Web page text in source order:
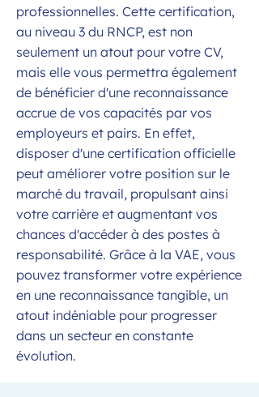
professionnelles. Cette certification,
au niveau 3 du RNCP, est non
seulement un atout pour votre CV,
mais elle vous permettra également
de bénéficier d'une reconnaissance
accrue de vos capacités par vos
employeurs et pairs. En effet,
disposer d'une certification officielle
peut améliorer votre position sur le
marché du travail, propulsant ainsi
votre carrière et augmentant vos
chances d'accéder à des postes à
responsabilité. Grâce à la VAE, vous
pouvez transformer votre expérience
en une reconnaissance tangible, un
atout indéniable pour progresser
dans un secteur en constante
évolution.